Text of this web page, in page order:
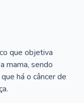
que objetiva
mama, sendo
há o câncer de